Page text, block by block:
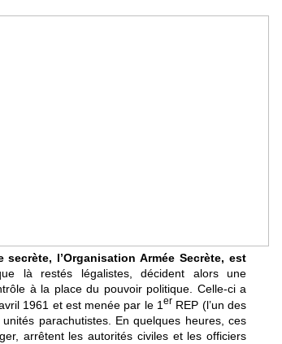
l’Organisation Armée Secrète, est
là restés légalistes, décident alors une
à la place du pouvoir politique. Celle-ci a
1961 et est menée par le 1er REP (l’un des
parachutistes. En quelques heures, ces
arrêtent les autorités civiles et les officiers